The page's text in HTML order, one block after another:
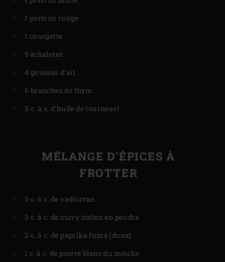
1 poivron rouge
1 courgette
5 échalotes
4 gousses d’ail
6 branches de thym
3 c. à s. d’huile de tournesol
MÉLANGE D'ÉPICES À
FROTTER
3 c. à c. de vadouvan
3 c. à c. de curry indien en poudre
2 c. à c. de paprika fumé (doux)
1 c. à c. de poivre blanc du moulin